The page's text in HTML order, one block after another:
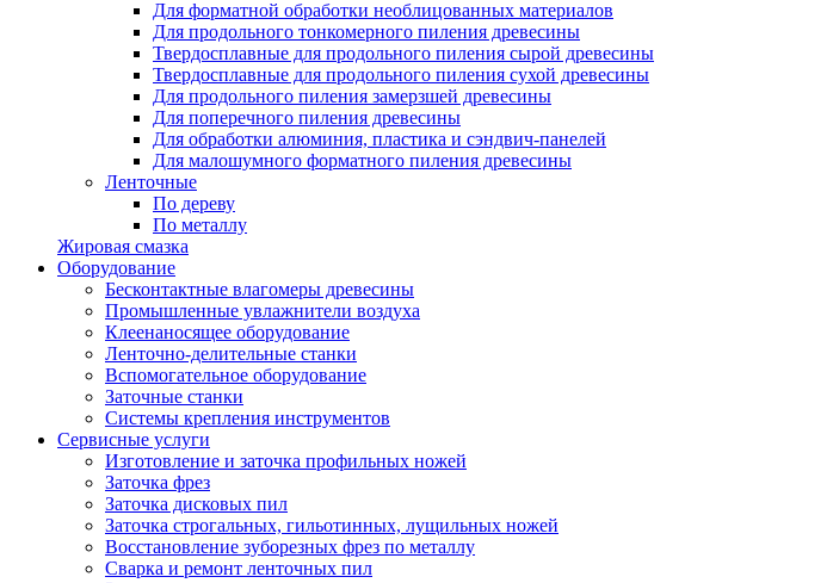
Для форматной обработки необлицованных материалов
Для продольного тонкомерного пиления древесины
Твердосплавные для продольного пиления сырой древесины
Твердосплавные для продольного пиления сухой древесины
Для продольного пиления замерзшей древесины
Для поперечного пиления древесины
Для обработки алюминия, пластика и сэндвич-панелей
Для малошумного форматного пиления древесины
Ленточные
По дереву
По металлу
Жировая смазка
Оборудование
Бесконтактные влагомеры древесины
Промышленные увлажнители воздуха
Клеенаносящее оборудование
Ленточно-делительные станки
Вспомогательное оборудование
Заточные станки
Системы крепления инструментов
Сервисные услуги
Изготовление и заточка профильных ножей
Заточка фрез
Заточка дисковых пил
Заточка строгальных, гильотинных, лущильных ножей
Восстановление зуборезных фрез по металлу
Сварка и ремонт ленточных пил